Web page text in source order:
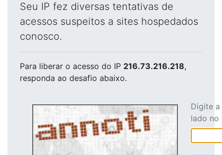
Seu IP fez diversas tentativas de
acessos suspeitos a sites hospedados
conosco.
Para liberar o acesso do IP 216.73.216.218,
responda ao desafio abaixo.
Digite
lado no